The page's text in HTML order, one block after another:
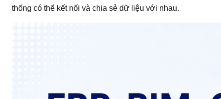
thống có thể kết nối và chia sẻ dữ liệu với nhau.